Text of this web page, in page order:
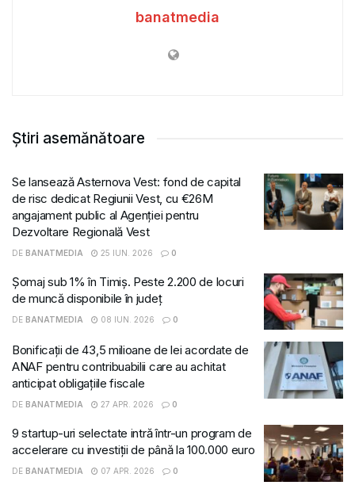
banatmedia
Știri asemănătoare
Se lansează Asternova Vest: fond de capital
de risc dedicat Regiunii Vest, cu €26M
angajament public al Agenției pentru
Dezvoltare Regională Vest
DE BANATMEDIA 25 IUN. 2026 0
Șomaj sub 1% în Timiș. Peste 2.200 de locuri
de muncă disponibile în județ
DE BANATMEDIA 08 IUN. 2026 0
Bonificații de 43,5 milioane de lei acordate de
ANAF pentru contribuabilii care au achitat
anticipat obligațiile fiscale
DE BANATMEDIA 27 APR. 2026 0
9 startup-uri selectate intră într-un program de
accelerare cu investiții de până la 100.000 euro
DE BANATMEDIA 07 APR. 2026 0